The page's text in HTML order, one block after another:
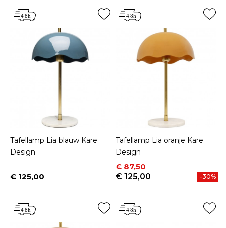
Tafellamp Lia blauw Kare
Design
Prijs
€ 125,00
Tafellamp Lia oranje Kare
Design
Prijs
€ 87,50
Normale prijs
€ 125,00
-30%